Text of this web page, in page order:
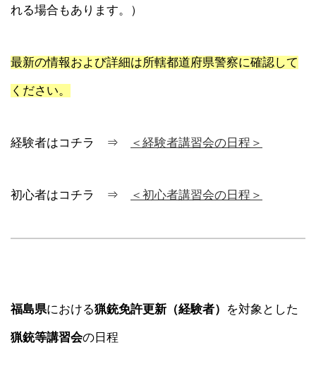
れる場合もあります。）
最新の情報および詳細は所轄都道府県警察に確認して
ください。
経験者はコチラ ⇒ ＜経験者講習会の日程＞
初心者はコチラ ⇒ ＜初心者講習会の日程＞
福島県における猟銃免許更新（経験者） を対象とした
猟銃等講習会の日程